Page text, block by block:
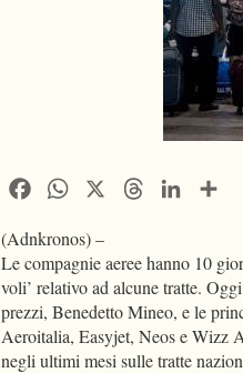
FacebookWhatsApp ThreadsLinkedIn
(Adnkronos) –
Le compagnie aeree hanno 10
voli’ relativo ad alcune tratte.
prezzi, Benedetto Mineo, e le
Aeroitalia, Easyjet, Neos e Wizz
negli ultimi mesi sulle tratte